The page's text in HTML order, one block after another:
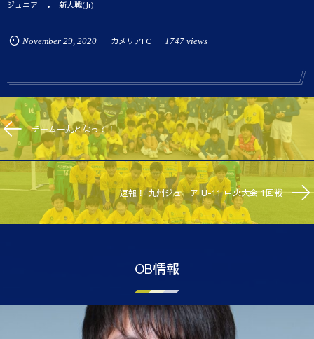
ジュニア 新人戦(Jr)
November 29, 2020 カメリアFC 1747 views
チーム一丸となって！
速報！ 九州ジュニア U-11 中央大会 1回戦
OB情報